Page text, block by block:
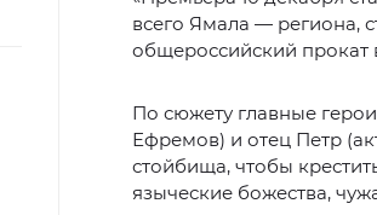
всего Ямала — региона,
общероссийский прокат
По сюжету главные
Ефремов) и отец Петр
стойбища, чтобы
языческие божества,